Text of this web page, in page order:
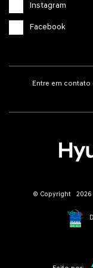
Instagram
Facebook
Entre em contato
© Copyright 2026 -